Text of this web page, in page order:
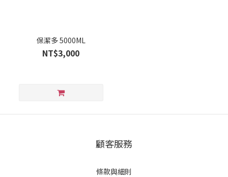
保潔多 5000ML
NT$3,000
顧客服務
條款與細則